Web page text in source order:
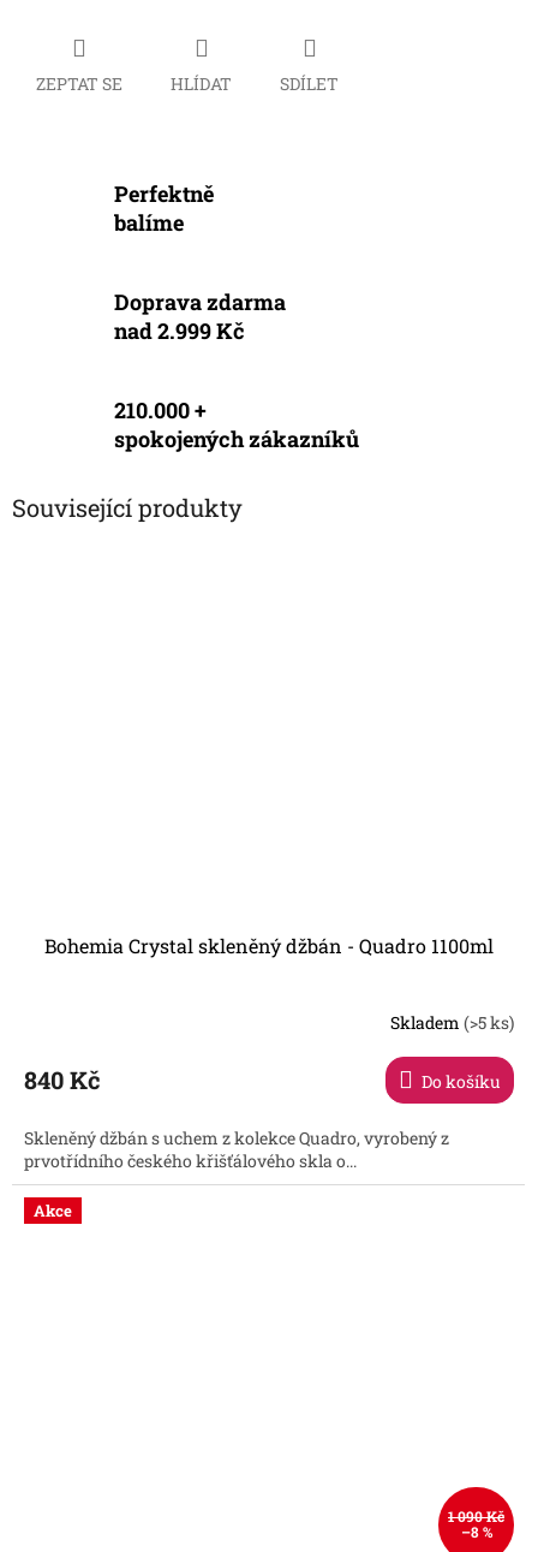
ZEPTAT SE HLÍDAT SDÍLET
Perfektně
balíme
Doprava zdarma
nad 2.999 Kč
210.000 +
spokojených zákazníků
Související produkty
Bohemia Crystal skleněný džbán - Quadro 1100ml
produktu
je
z
5
hvězdiček.
Skladem(>5 ks)
840 Kč Do košíku
Skleněný džbán s uchem z kolekce Quadro, vyrobený z
prvotřídního českého křišťálového skla o...
Akce
1 090 Kč
–8 %